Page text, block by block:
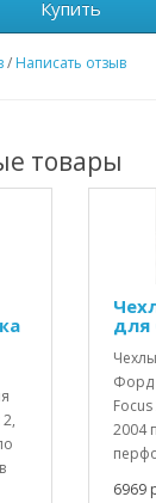
Купить
/ Написать отзыв
товары
для
Форд
2004
6969